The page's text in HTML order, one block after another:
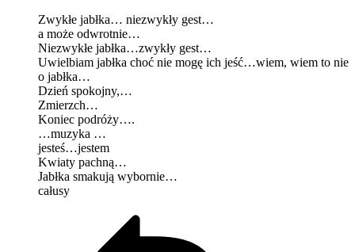
Zwykłe jabłka… niezwykły gest…
a może odwrotnie…
Niezwykłe jabłka…zwykły gest…
Uwielbiam jabłka choć nie mogę ich jeść…wiem, wiem to nie
o jabłka…
Dzień spokojny,…
Zmierzch…
Koniec podróży….
…muzyka …
jesteś…jestem
Kwiaty pachną…
Jabłka smakują wybornie…
całusy